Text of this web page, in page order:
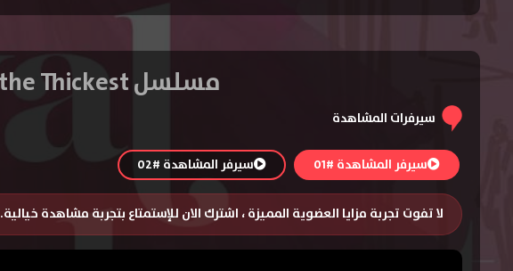
مسلسل Survival of the Thickest الموسم الثالث – الحلقة 4
سيرفرات المشاهدة
سيرفر المشاهدة #01 سيرفر المشاهدة #02
لا تفوت تجربة مزايا العضوية المميزة ، اشترك الان للإستمتاع بتجربة مشاهدة خيالية.